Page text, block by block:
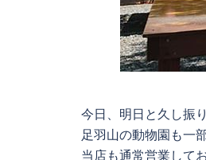
今日、明日と久し振
足羽山の動物園も一
当店も通常営業して